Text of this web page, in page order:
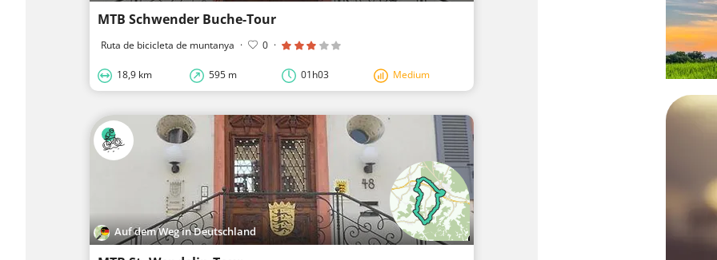
MTB Schwender Buche-Tour
Ruta de bicicleta de muntanya · 0 ·
18,9 km 595 m 01h03 Medium
Auf dem Weg in Deutschland